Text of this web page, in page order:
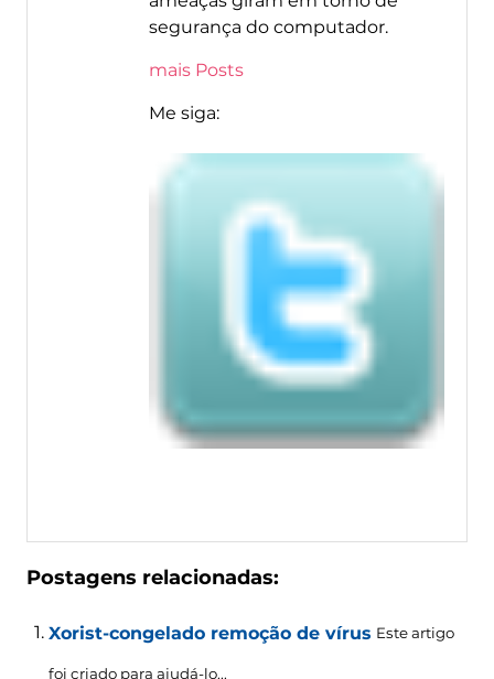
segurança do computador.
mais Posts
Me siga:
Postagens relacionadas:
Xorist-congelado remoção de vírus Este artigo
foi criado para ajudá-lo...